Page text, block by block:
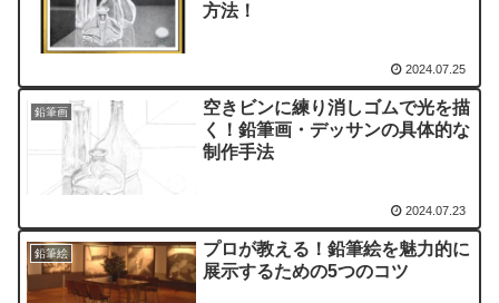
方法！
2024.07.25
鉛筆画
空きビンに練り消しゴムで光を描
く！鉛筆画・デッサンの具体的な
制作手法
2024.07.23
鉛筆絵
プロが教える！鉛筆絵を魅力的に
展示するための5つのコツ